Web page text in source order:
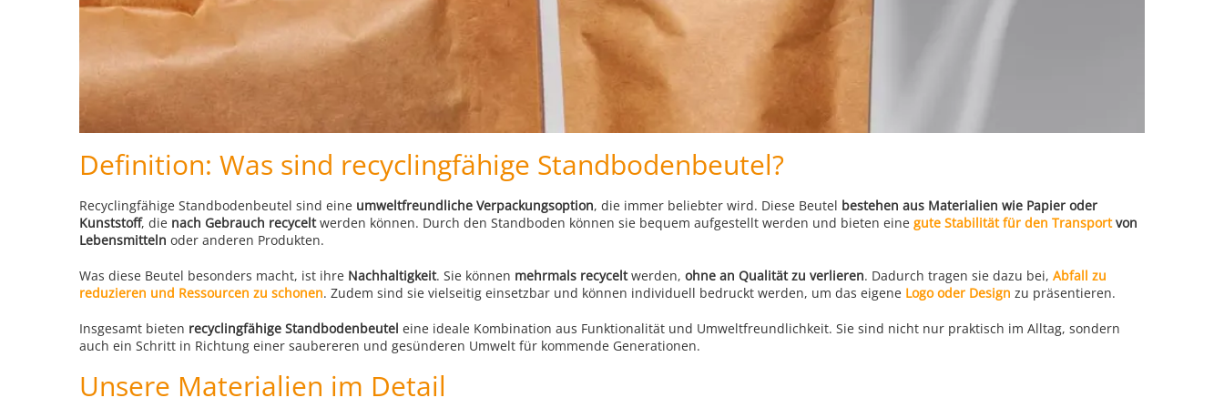
Definition: Was sind recyclingfähige Standbodenbeutel?
Recyclingfähige Standbodenbeutel sind eine umweltfreundliche Verpackungsoption, die immer beliebter wird. Diese Beutel bestehen aus Materialien wie Papier oder
Kunststoff, die nach Gebrauch recyceltwerden können. Durch den Standboden können sie bequem aufgestellt werden und bieten eine gute Stabilität für den Transport von
Lebensmitteln oder anderen Produkten.
Was diese Beutel besonders macht, ist ihre Nachhaltigkeit. Sie können mehrmals recyceltwerden, ohne an Qualität zu verlieren. Dadurch tragen sie dazu bei, Abfall zu
reduzieren und Ressourcen zu schonen. Zudem sind sie vielseitig einsetzbar und können individuell bedruckt werden, um das eigene Logo oder Design zu präsentieren.
Insgesamt bieten recyclingfähige Standbodenbeutel eine ideale Kombination aus Funktionalität und Umweltfreundlichkeit. Sie sind nicht nur praktisch im Alltag, sondern
auch ein Schritt in Richtung einer saubereren und gesünderen Umwelt für kommende Generationen.
Unsere Materialien im Detail